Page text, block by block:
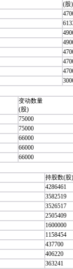
(股)
变动数量
(股)
75000
75000
66000
66000
66000
持股数(股)
4286461
3582519
3526517
2505409
1600000
1158454
437700
406220
363241